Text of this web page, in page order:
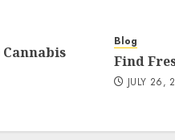
Blog
Find
JULY 26,